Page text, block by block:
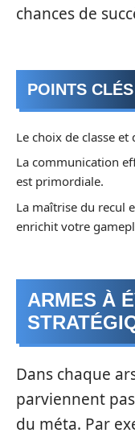
chances de
POINTS
Le choix de classe et
La communication
est primordiale.
La maîtrise du recul
enrichit votre
ARMES À
Dans chaque
parviennent
du méta. Par